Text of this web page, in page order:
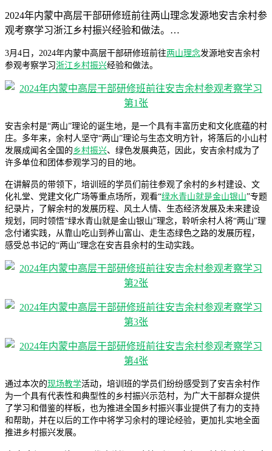
2024年内蒙中高层干部研修班前往两山理念发源地安吉余村参
观考察学习浙江乡村振兴经验和做法。…
3月4日，2024年内蒙中高层干部研修班前往两山理念发源地安吉余村
参观考察学习浙江乡村振兴经验和做法。
安吉余村是“两山”理论的诞生地，是一个具有丰富历史和文化底蕴的村
庄。多年来，余村人坚守“两山”理论与生态文明方针，将落后的小山村
发展成闻名全国的乡村振兴、绿色发展典范，因此，安吉余村成为了
许多单位和团体参观学习的目的地。
在讲解员的带领下，培训班的学员们前往参观了余村的乡村建设、文
化礼堂、党建文化广场等重点场所，观看“绿水青山就是金山银山”专题
纪录片，了解余村的发展历程、风土人情、生态经济发展及未来建设
规划，同时领悟“绿水青山就是金山银山”理念，聆听余村人将“两山”理
念付诸实践，从靠山吃山到养山富山、走生态绿色之路的发展历程，
感受总书记的“两山”理念在安吉县余村的生动实践。
通过本次的现场教学活动，培训班的学员们纷纷感受到了安吉余村作
为一个具有代表性和典型性的乡村振兴示范村，为广大干部群众提供
了学习和借鉴的样板，也为推进全国乡村振兴事业提供了有力的支持
和帮助，并在以后的工作中将学习余村的理论经验，更加扎实地全面
推进乡村振兴发展。